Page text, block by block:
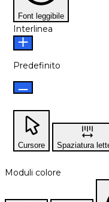
Font leggibile
Interlinea
Predefinito
Cursore Spaziatura
Moduli colore